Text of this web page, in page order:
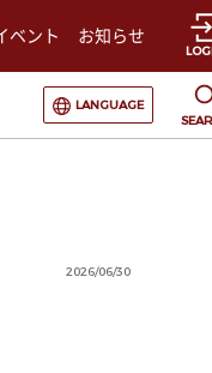
ベント お知らせ
選択すると言語の切
LANGUAGE
2026/06/30